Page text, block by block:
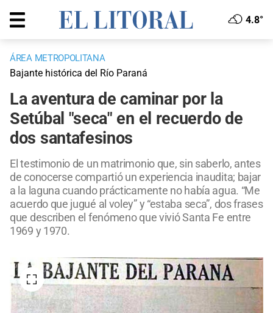
4.8°
ÁREA METROPOLITANA
Bajante histórica del Río Paraná
La aventura de caminar por la
Setúbal "seca" en el recuerdo de
dos santafesinos
El testimonio de un matrimonio que, sin saberlo, antes
de conocerse compartió un experiencia inaudita; bajar
a la laguna cuando prácticamente no había agua. “Me
acuerdo que jugué al voley” y “estaba seca”, dos frases
que describen el fenómeno que vivió Santa Fe entre
1969 y 1970.